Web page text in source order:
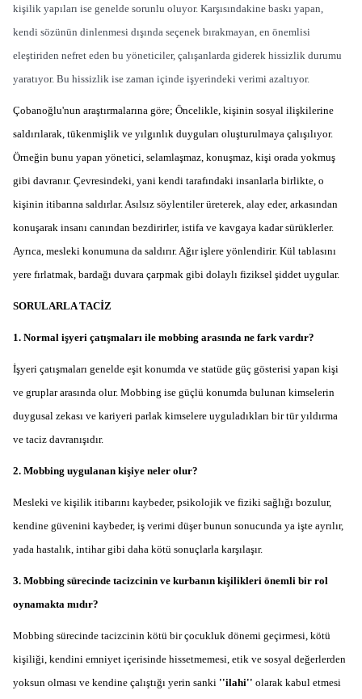
kişilik yapıları ise genelde sorunlu oluyor. Karşısındakine baskı yapan,
kendi sözünün dinlenmesi dışında seçenek bırakmayan, en önemlisi
eleştiriden nefret eden bu yöneticiler, çalışanlarda giderek hissizlik durumu
yaratıyor. Bu hissizlik ise zaman içinde işyerindeki verimi azaltıyor.
Çobanoğlu'nun araştırmalarına göre; Öncelikle, kişinin sosyal ilişkilerine
saldırılarak, tükenmişlik ve yılgınlık duyguları oluşturulmaya çalışılıyor.
Örneğin bunu yapan yönetici, selamlaşmaz, konuşmaz, kişi orada yokmuş
gibi davranır. Çevresindeki, yani kendi tarafındaki insanlarla birlikte, o
kişinin itibarına saldırlar. Asılsız söylentiler üreterek, alay eder, arkasından
konuşarak insanı canından bezdirirler, istifa ve kavgaya kadar sürüklerler.
Ayrıca, mesleki konumuna da saldırır. Ağır işlere yönlendirir. Kül tablasını
yere fırlatmak, bardağı duvara çarpmak gibi dolaylı fiziksel şiddet uygular.
SORULARLA TACİZ
1. Normal işyeri çatışmaları ile mobbing arasında ne fark vardır?
İşyeri çatışmaları genelde eşit konumda ve statüde güç gösterisi yapan kişi
ve gruplar arasında olur. Mobbing ise güçlü konumda bulunan kimselerin
duygusal zekası ve kariyeri parlak kimselere uyguladıkları bir tür yıldırma
ve taciz davranışıdır.
2. Mobbing uygulanan kişiye neler olur?
Mesleki ve kişilik itibarını kaybeder, psikolojik ve fiziki sağlığı bozulur,
kendine güvenini kaybeder, iş verimi düşer bunun sonucunda ya işte ayrılır,
yada hastalık, intihar gibi daha kötü sonuçlarla karşılaşır.
3. Mobbing sürecinde tacizcinin ve kurbanın kişilikleri önemli bir rol
oynamakta mıdır?
Mobbing sürecinde tacizcinin kötü bir çocukluk dönemi geçirmesi, kötü
kişiliği, kendini emniyet içerisinde hissetmemesi, etik ve sosyal değerlerden
yoksun olması ve kendine çalıştığı yerin sanki ''ilahi'' olarak kabul etmesi